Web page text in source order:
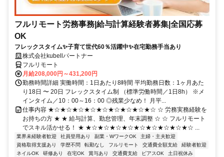
フルリモート労務事務|給与計算経験者募集|全国応募
OK
フレックスタイム✨子育て世代60％活躍中✨在宅勤務手当あり
株式会社kubellパートナー
フルリモート
月給208,000円～431,200円
勤務時間詳細 実働時間：1日あたり8時間 平均勤務日数：1ヶ月あた
り18日 〜 20日 フレックスタイム制 （標準労働時間／1日8h） ※メ
インタイム／10：00～16：00 ◎残業少なめ！ 月平...
仕事内容 ★☆★☆★☆★☆★☆★☆★☆★☆★☆ ☆ 労務実務経験を
お持ちの方 ★ ★ 給与計算、勤怠管理、年末調整 ☆ ☆ フルリモート
でスキル活かせる！ ★ ★☆★☆★☆★☆★☆★☆★☆★☆★☆ ...
業界未経験者歓迎 社員登用あり 副業・WワークOK
主婦・主夫歓迎
資格取得支援あり
学歴不問 転勤なし フルリモート 交通費全額支給
経験者歓迎
ネイルOK
研修あり 在宅OK 賞与あり 交通費支給 ピアスOK
土日祝休み